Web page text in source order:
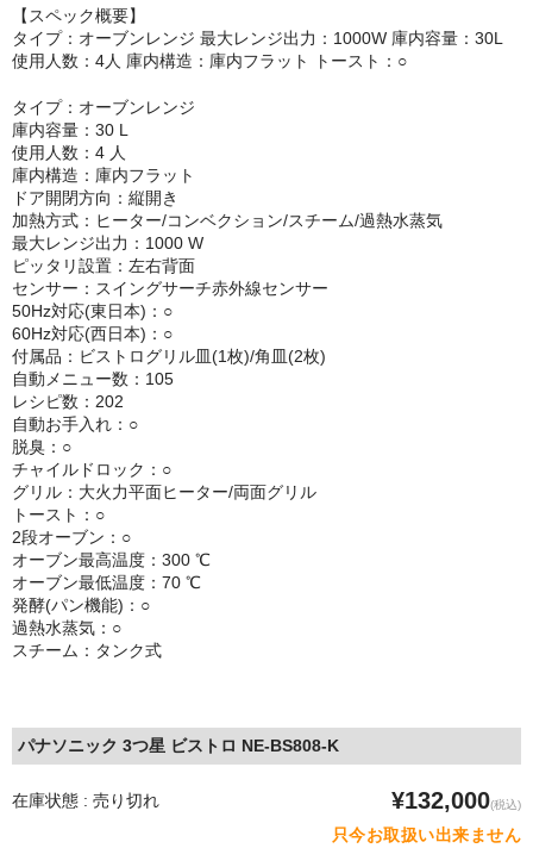
【スペック概要】
タイプ：オーブンレンジ 最大レンジ出力：1000W 庫内容量：30L
使用人数：4人 庫内構造：庫内フラット トースト：○
タイプ：オーブンレンジ
庫内容量：30 L
使用人数：4 人
庫内構造：庫内フラット
ドア開閉方向：縦開き
加熱方式：ヒーター/コンベクション/スチーム/過熱水蒸気
最大レンジ出力：1000 W
ピッタリ設置：左右背面
センサー：スイングサーチ赤外線センサー
50Hz対応(東日本)：○
60Hz対応(西日本)：○
付属品：ビストログリル皿(1枚)/角皿(2枚)
自動メニュー数：105
レシピ数：202
自動お手入れ：○
脱臭：○
チャイルドロック：○
グリル：大火力平面ヒーター/両面グリル
トースト：○
2段オーブン：○
オーブン最高温度：300 ℃
オーブン最低温度：70 ℃
発酵(パン機能)：○
過熱水蒸気：○
スチーム：タンク式
パナソニック 3つ星 ビストロ NE-BS808-K
在庫状態 : 売り切れ ¥132,000(税込)
只今お取扱い出来ません